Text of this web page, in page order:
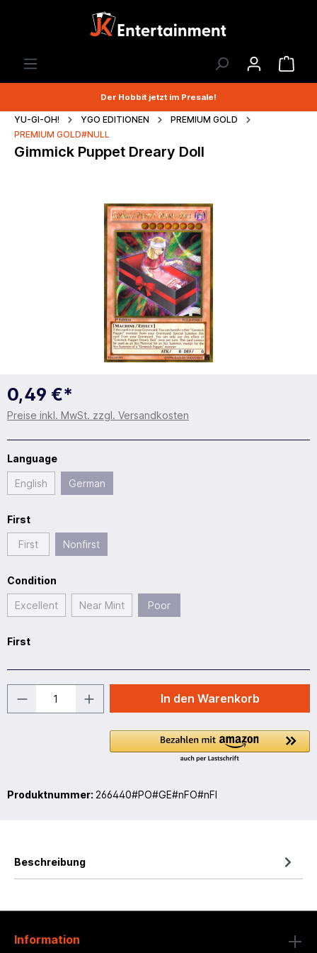
Der Hobbit jetzt im Presale!
YU-GI-OH! YGO EDITIONEN
PREMIUM GOLD
PREMIUM GOLD#NULL
Gimmick Puppet Dreary Doll
0,49 €*
Preise inkl. MwSt. zzgl. Versandkosten
Language
English German
First
First Nonfirst
Condition
Excellent Near Mint Poor
First
In den Warenkorb
Produktnummer: 266440#PO#GE#nFO#nFI
Beschreibung
Information